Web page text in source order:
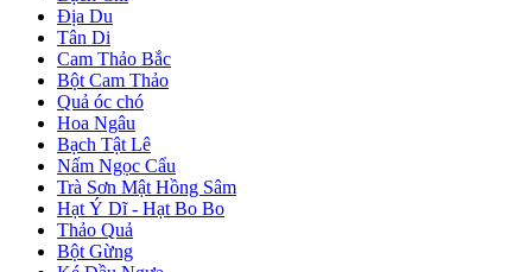
Địa Du
Tân Di
Cam Thảo Bắc
Bột Cam Thảo
Quả óc chó
Hoa Ngâu
Bạch Tật Lê
Nấm Ngọc Cẩu
Trà Sơn Mật Hồng Sâm
Hạt Ý Dĩ - Hạt Bo Bo
Thảo Quả
Bột Gừng